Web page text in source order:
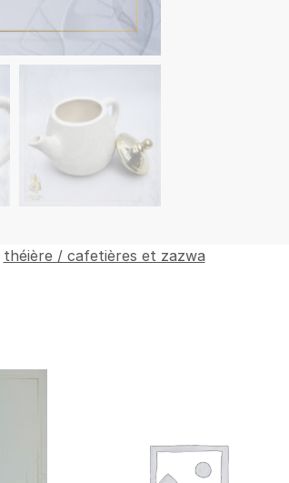
théière / cafetières et zazwa